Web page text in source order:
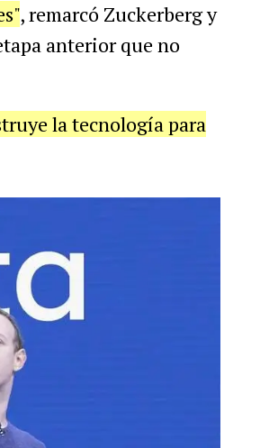
, remarcó Zuckerberg y
anterior que no
la tecnología para